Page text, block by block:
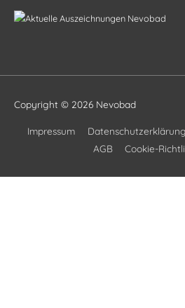
Copyright © 2026 Nevobad
Impressum Datenschutzerklärung
AGB
Cookie-